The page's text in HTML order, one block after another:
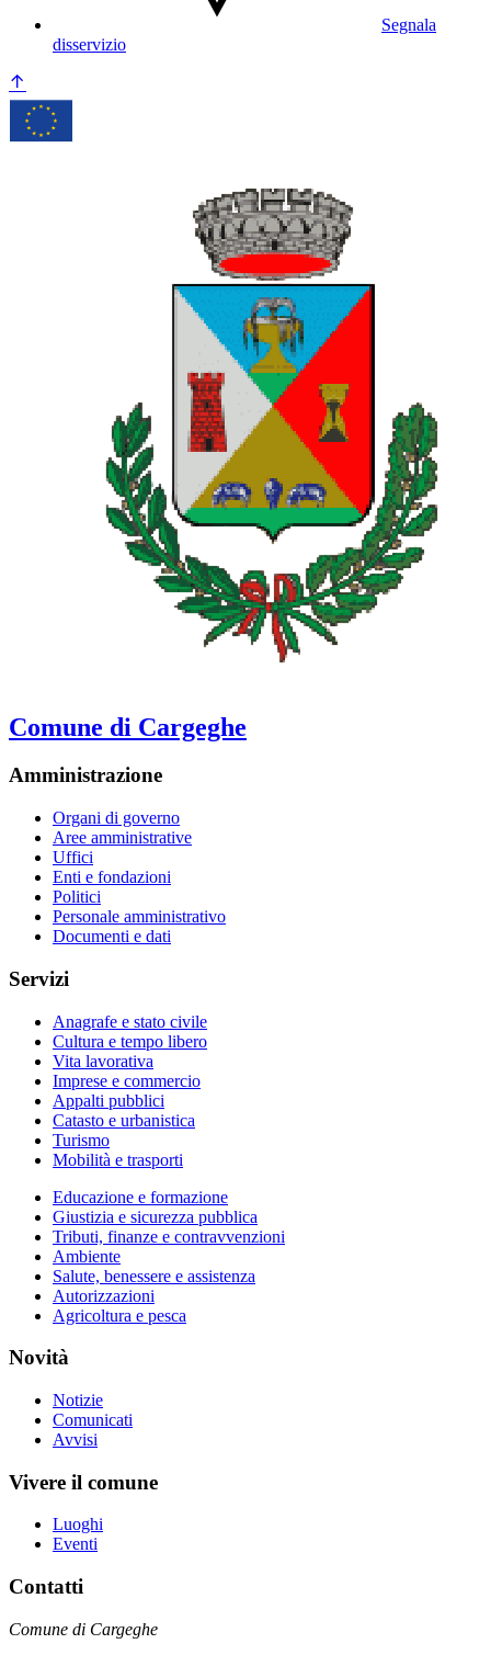
Segnala
disservizio
Comune di Cargeghe
Amministrazione
Organi di governo
Aree amministrative
Uffici
Enti e fondazioni
Politici
Personale amministrativo
Documenti e dati
Servizi
Anagrafe e stato civile
Cultura e tempo libero
Vita lavorativa
Imprese e commercio
Appalti pubblici
Catasto e urbanistica
Turismo
Mobilità e trasporti
Educazione e formazione
Giustizia e sicurezza pubblica
Tributi, finanze e contravvenzioni
Ambiente
Salute, benessere e assistenza
Autorizzazioni
Agricoltura e pesca
Novità
Notizie
Comunicati
Avvisi
Vivere il comune
Luoghi
Eventi
Contatti
Comune di Cargeghe